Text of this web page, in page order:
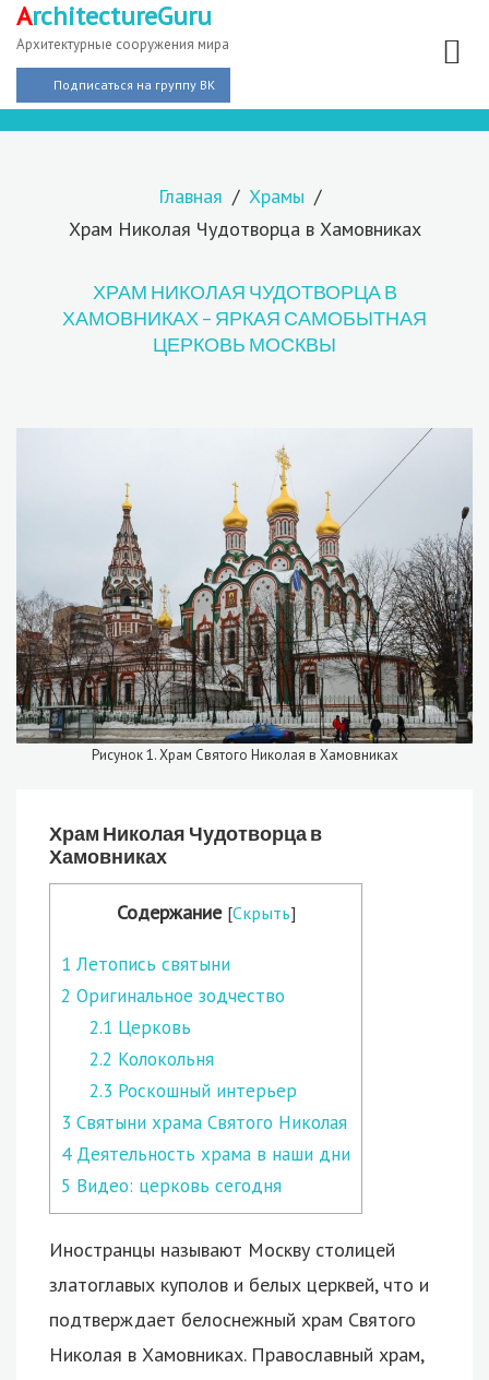
ArchitectureGuru
Архитектурные сооружения мира
Подписаться на группу ВК
Главная
Храмы
Храм Николая Чудотворца в Хамовниках
ХРАМ НИКОЛАЯ ЧУДОТВОРЦА В
ХАМОВНИКАХ – ЯРКАЯ САМОБЫТНАЯ
ЦЕРКОВЬ МОСКВЫ
Рисунок 1. Храм Святого Николая в Хамовниках
Храм Николая Чудотворца в
Хамовниках
Содержание [Скрыть]
1 Летопись святыни
2 Оригинальное зодчество
2.1 Церковь
2.2 Колокольня
2.3 Роскошный интерьер
3 Святыни храма Святого Николая
4Деятельность храма в наши дни
5 Видео: церковь сегодня
Иностранцы называют Москву столицей
златоглавых куполов и белых церквей, что и
подтверждает белоснежный храм Святого
Николая в Хамовниках.Православный храм,